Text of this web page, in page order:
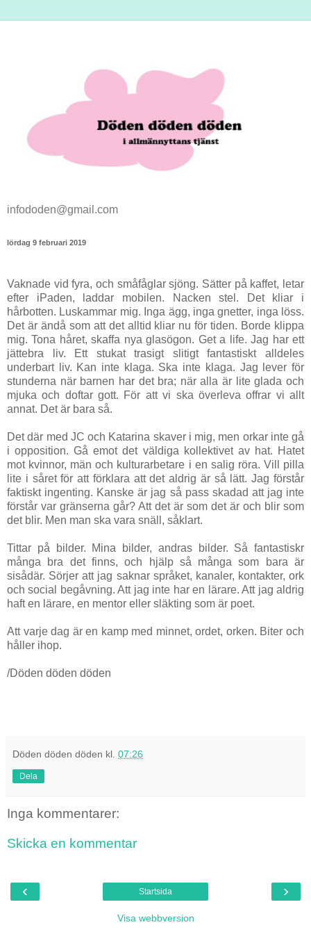
infododen@gmail.com
lördag 9 februari 2019
Vaknade vid fyra, och småfåglar sjöng. Sätter på kaffet, letar
efter iPaden, laddar mobilen. Nacken stel. Det kliar i
hårbotten. Luskammar mig. Inga ägg, inga gnetter, inga löss.
Det är ändå som att det alltid kliar nu för tiden. Borde klippa
mig. Tona håret, skaffa nya glasögon. Get a life. Jag har ett
jättebra liv. Ett stukat trasigt slitigt fantastiskt alldeles
underbart liv. Kan inte klaga. Ska inte klaga. Jag lever för
stunderna när barnen har det bra; när alla är lite glada och
mjuka och doftar gott. För att vi ska överleva offrar vi allt
annat. Det är bara så.
Det där med JC och Katarina skaver i mig, men orkar inte gå
i opposition. Gå emot det väldiga kollektivet av hat. Hatet
mot kvinnor, män och kulturarbetare i en salig röra. Vill pilla
lite i såret för att förklara att det aldrig är så lätt. Jag förstår
faktiskt ingenting. Kanske är jag så pass skadad att jag inte
förstår var gränserna går? Att det är som det är och blir som
det blir. Men man ska vara snäll, såklart.
Tittar på bilder. Mina bilder, andras bilder. Så fantastiskr
många bra det finns, och hjälp så många som bara är
sisådär. Sörjer att jag saknar språket, kanaler, kontakter, ork
och social begåvning. Att jag inte har en lärare. Att jag aldrig
haft en lärare, en mentor eller släkting som är poet.
Att varje dag är en kamp med minnet, ordet, orken. Biter och
håller ihop.
/Döden döden döden
Döden döden döden kl. 07:26
Dela
Inga kommentarer:
Skicka en kommentar
‹ ›
Startsida
Visa webbversion